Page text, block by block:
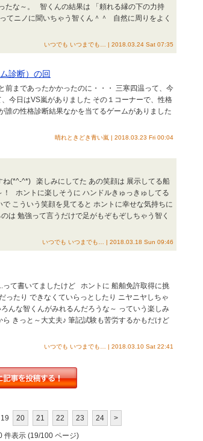
な～。 智くんの結果は 「頼れる縁の下の力持
てニノに聞いちゃう智くん＾＾ 自然に周りをよく
いつでも いつまでも… | 2018.03.24 Sat 07:35
診断）の回
前まであったかかったのに・・・ 三寒四温って、今
今日はVS嵐がありました その１コーナーで、性格
誰の性格診断結果なかを当てるゲームがありました
晴れときどき青い嵐 | 2018.03.23 Fri 00:04
(*^-^*) 楽しみにしてた あの笑顔は 展示してる船
！ ホントに楽しそうに ハンドルきゅっきゅしてる
こういう笑顔を見てると ホントに幸せな気持ちに
勉強って言うだけで足がもぞもぞしちゃう智く
いつでも いつまでも… | 2018.03.18 Sun 09:46
って書いてましたけど ホントに 船舶免許取得に挑
たり できなくていらっとしたり ニヤニヤしちゃ
んな智くんがみれるんだろうな～ っていう楽しみ
きっと～大丈夫♪ 筆記試験も苦労するかもだけど
いつでも いつまでも… | 2018.03.10 Sat 22:41
19 20 21 22 23 24 >
件表示 (19/100 ページ)